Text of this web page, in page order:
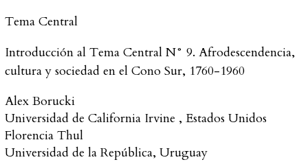
Tema Central
Introducción al Tema Central N° 9. Afrodescendencia,
cultura y sociedad en el Cono Sur, 1760-1960
Alex Borucki
Universidad de California Irvine , Estados Unidos
Florencia Thul
Universidad de la República, Uruguay